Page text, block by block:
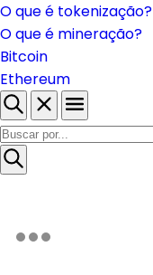
O que é tokenização?
O que é mineração?
Bitcoin
Ethereum